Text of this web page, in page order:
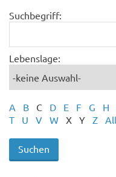
Suchbegriff:
Lebenslage:
A B C D E F G H
T
U V W X Y Z